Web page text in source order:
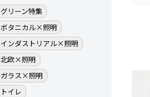
グリーン特集
ボタニカル×照明
インダストリアル×照明
北欧×照明
ガラス×照明
トイレ